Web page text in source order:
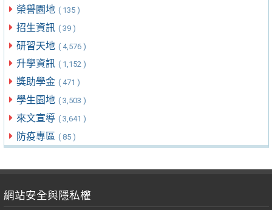
榮譽園地 ( 135 )
招生資訊 ( 39 )
研習天地 ( 4,576 )
升學資訊 ( 1,152 )
獎助學金 ( 471 )
學生園地 ( 3,503 )
來文宣導 ( 3,641 )
防疫專區 ( 85 )
網站安全與隱私權